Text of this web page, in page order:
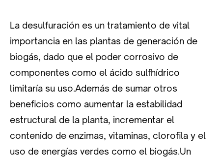
La desulfuración es un tratamiento de vital
importancia en las plantas de generación de
biogás, dado que el poder corrosivo de
componentes como el ácido sulfhídrico
limitaría su uso.Además de sumar otros
beneficios como aumentar la estabilidad
estructural de la planta, incrementar el
contenido de enzimas, vitaminas, clorofila y el
uso de energías verdes como el biogás.Un